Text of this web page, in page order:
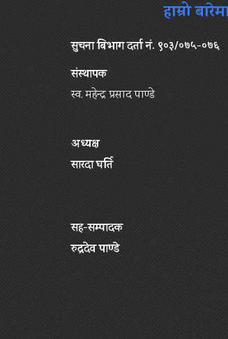
हाम्रो
सुचना बिभाग दर्ता नं. ९०३/०७५-०७६
संस्थापक
स्व. महेन्द्र प्रसाद पाण्डे
अध्यक्ष
सारदा घर्ति
सह-सम्पादक
रुद्रदेव पाण्डे